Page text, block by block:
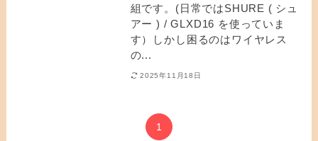
組です。(日常ではSHURE ( シュ
アー ) / GLXD16 を使っていま
す）しかし困るのはワイヤレス
の...
2025年11月18日
1